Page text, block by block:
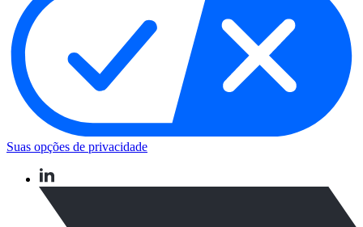
Suas opções de privacidade